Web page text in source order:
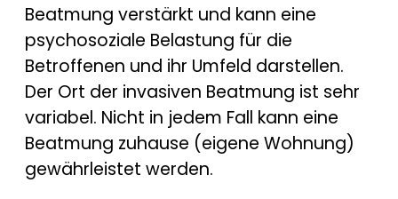
Beatmung verstärkt und kann eine
psychosoziale Belastung für die
Betroffenen und ihr Umfeld darstellen.
Der Ort der invasiven Beatmung ist sehr
variabel. Nicht in jedem Fall kann eine
Beatmung zuhause (eigene Wohnung)
gewährleistet werden.